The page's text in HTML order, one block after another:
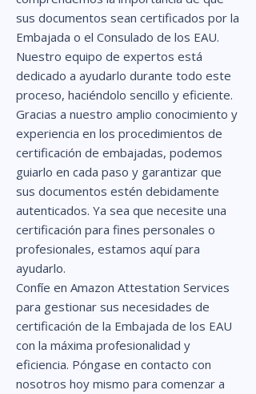
sus documentos sean certificados por la
Embajada o el Consulado de los EAU.
Nuestro equipo de expertos está
dedicado a ayudarlo durante todo este
proceso, haciéndolo sencillo y eficiente.
Gracias a nuestro amplio conocimiento y
experiencia en los procedimientos de
certificación de embajadas, podemos
guiarlo en cada paso y garantizar que
sus documentos estén debidamente
autenticados. Ya sea que necesite una
certificación para fines personales o
profesionales, estamos aquí para
ayudarlo.
Confíe en Amazon Attestation Services
para gestionar sus necesidades de
certificación de la Embajada de los EAU
con la máxima profesionalidad y
eficiencia. Póngase en contacto con
nosotros hoy mismo para comenzar a